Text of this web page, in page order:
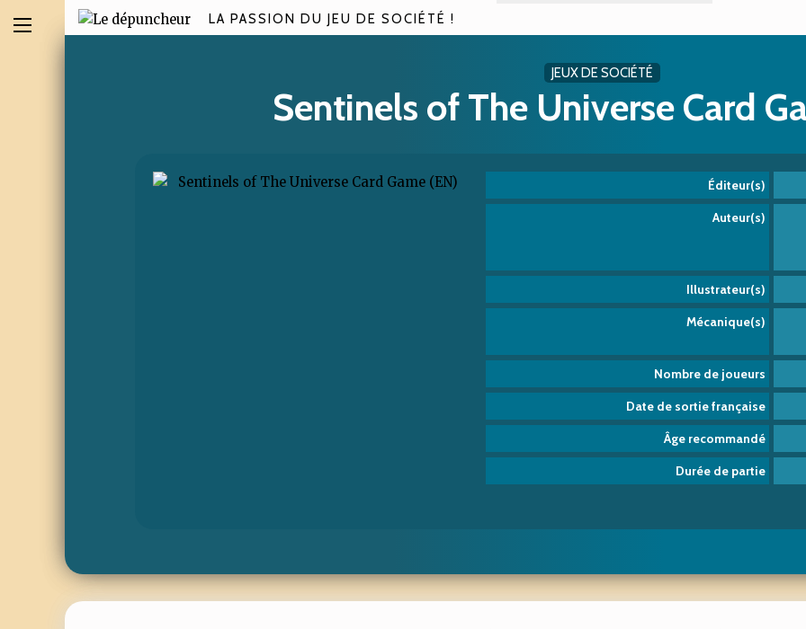
LA PASSION DU JEU DE SOCIÉTÉ !
JEUX DE SOCIÉTÉ
Sentinels of The Universe Card
Éditeur(s)
Auteur(s)
Illustrateur(s)
Mécanique(s)
Nombre de joueurs
Date de sortie française
Âge recommandé
Durée de partie